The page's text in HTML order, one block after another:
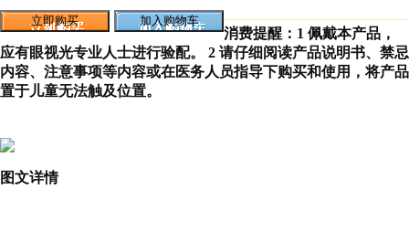
消费提醒：1 佩戴本产品，
应有眼视光专业人士进行验配。 2 请仔细阅读产品说明书、禁忌
内容、注意事项等内容或在医务人员指导下购买和使用，将产品
置于儿童无法触及位置。
图文详情